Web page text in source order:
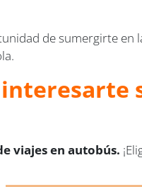
de sumergirte
viajes en autobús.